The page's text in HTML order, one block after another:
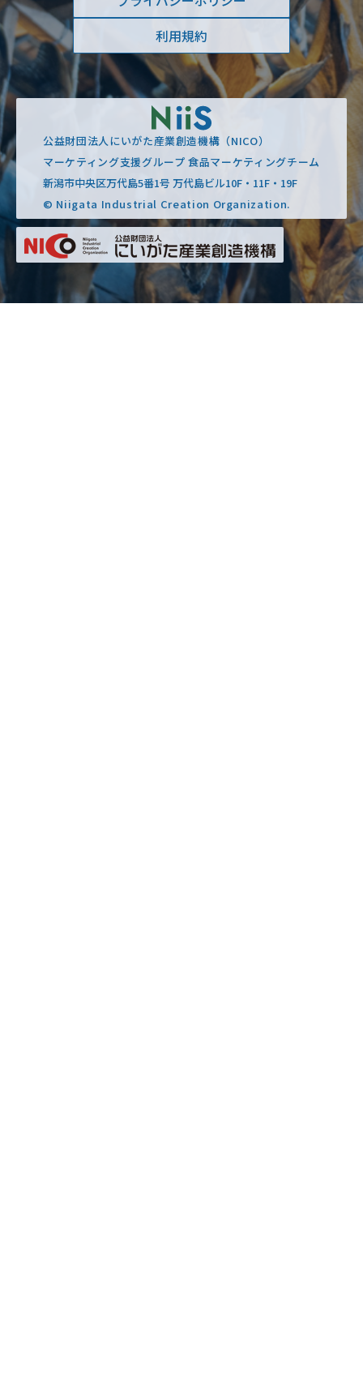
利用規約
公益財団法人にいがた産業創造機構（NICO）
マーケティング支援グループ 食品マーケティングチーム
新潟市中央区万代島5番1号 万代島ビル10F・11F・19F
© Niigata Industrial Creation Organization.